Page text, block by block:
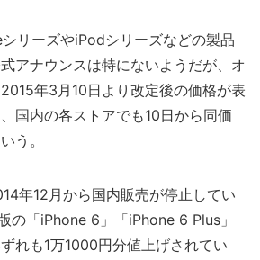
リーズやiPodシリーズなどの製品
アナウンスは特にないようだが、オ
年3月10日より改定後の価格が表
国内の各ストアでも10日から同価
う。
年12月から国内販売が停止してい
の「iPhone 6」「iPhone 6 Plus」
れも1万1000円分値上げされてい